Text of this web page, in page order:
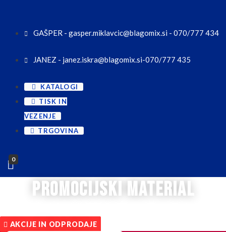
GAŠPER - gasper.miklavcic@blagomix.si - 070/777 434
JANEZ - janez.iskra@blagomix.si-070/777 435
KATALOGI
TISK IN
VEZENJE
TRGOVINA
0
promocijski material
AKCIJE IN ODPRODAJE